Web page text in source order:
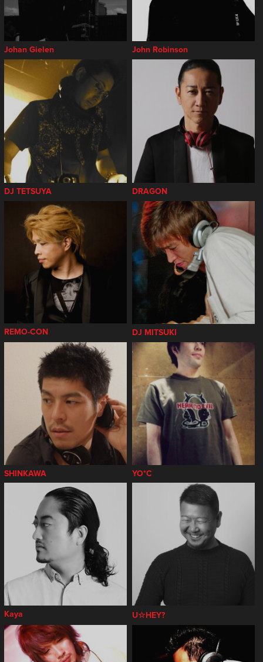
Johan Gielen John Robinson
DJ TETSUYA DRAGON
REMO-CON DJ MITSUKI
SHINKAWA YO*C
Kaya U☆HEY?